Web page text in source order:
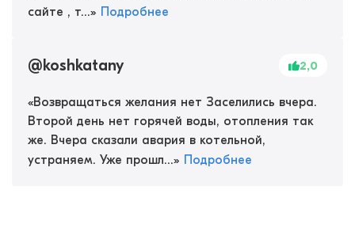
сайте , т...» Подробнее
@koshkatany 2,0
«Возвращаться желания нет Заселились вчера.
Второй день нет горячей воды, отопления так
же. Вчера сказали авария в котельной,
устраняем. Уже прошл...» Подробнее